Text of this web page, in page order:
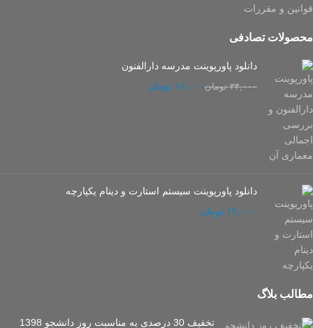
قوانین و مقررات
محصولات تصادفی
دانلود پاورپوینت مدرسه دارالفنون
۳۴,۰۰۰ تومان ۱۶,۰۰۰ تومان
دانلود پاورپوینت سیستم استارت و دينام يکپارچه
تومان
مطالب بلاگ
تخفیف 30 درصدی به مناسبت روز دانشجو 1398